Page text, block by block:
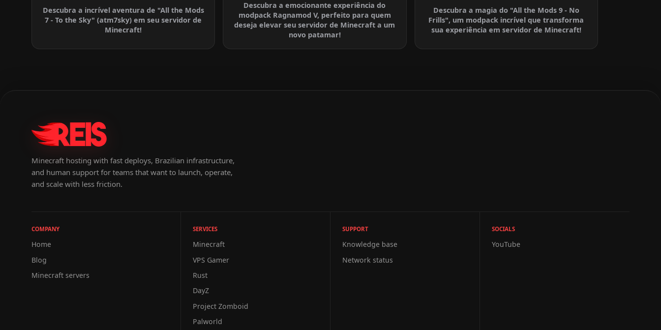
Descubra a incrível aventura de "All the Mods
7 - To the Sky" (atm7sky) em seu servidor de
Minecraft!
Descubra a emocionante experiência do
modpack Ragnamod V, perfeito para quem
deseja elevar seu servidor de Minecraft a um
novo patamar!
Descubra a magia do "All the Mods 9 - No
Frills", um modpack incrível que transforma
sua experiência em servidor de Minecraft!
Minecraft hosting with fast deploys, Brazilian infrastructure,
and human support for teams that want to launch, operate,
and scale with less friction.
COMPANY
Home
Blog
Minecraft servers
SERVICES
Minecraft
VPS Gamer
Rust
DayZ
Project Zomboid
Palworld
SUPPORT
Knowledge base
Network status
SOCIALS
YouTube